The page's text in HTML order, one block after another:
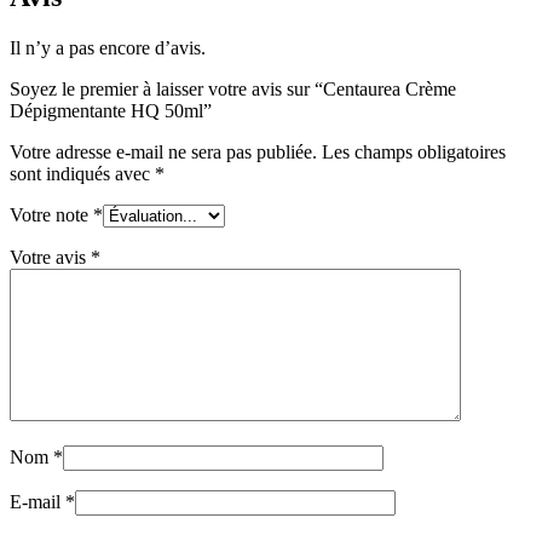
Il n’y a pas encore d’avis.
Soyez le premier à laisser votre avis sur “Centaurea Crème
Dépigmentante HQ 50ml”
Votre adresse e-mail ne sera pas publiée. Les champs obligatoires
sont indiqués avec *
Votre note *
Votre avis *
Nom *
E-mail *